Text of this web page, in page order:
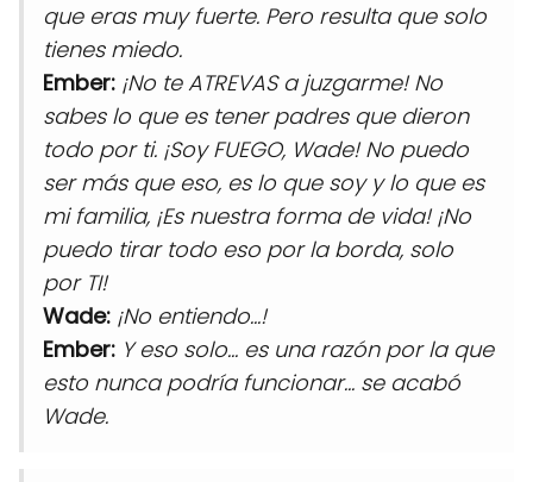
que eras muy fuerte. Pero resulta que solo
tienes miedo.
Ember: ¡No te ATREVAS a juzgarme! No
sabes lo que es tener padres que dieron
todo por ti. ¡Soy FUEGO, Wade! No puedo
ser más que eso, es lo que soy y lo que es
mi familia, ¡Es nuestra forma de vida! ¡No
puedo tirar todo eso por la borda, solo
por TI!
Wade: ¡No entiendo...!
Ember: Y eso solo... es una razón por la que
esto nunca podría funcionar... se acabó
Wade.